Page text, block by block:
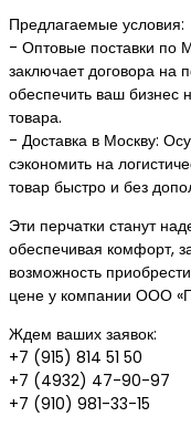
Предлагаемые условия:
- Оптовые поставки по
заключает договора на
обеспечить ваш бизнес
товара.
- Доставка в Москву:
сэкономить на
товар быстро и без
Эти перчатки станут
обеспечивая комфорт,
возможность
цене у компании ООО
Ждем ваших заявок:
+7 (915) 814 51 50
+7 (4932) 47-90-97
+7 (910) 981-33-15